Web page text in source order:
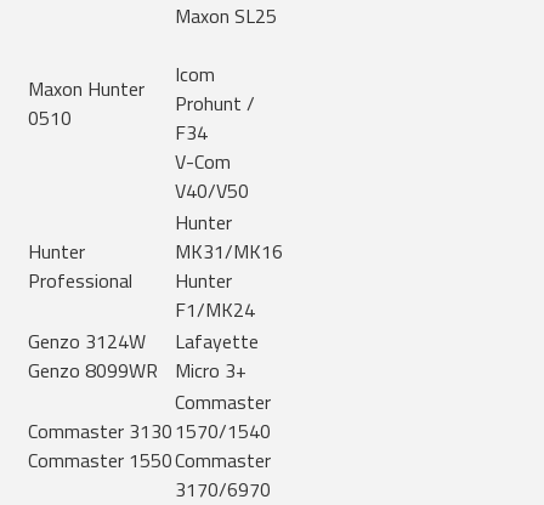
Maxon Hunter
0510
Maxon SL25
Icom
Prohunt /
F34
V-Com
V40/V50
Hunter
Professional
Hunter
MK31/MK16
Hunter
F1/MK24
Genzo 3124W
Genzo 8099WR
Lafayette
Micro 3+
Commaster 3130
Commaster 1550
Commaster
1570/1540
Commaster
3170/6970